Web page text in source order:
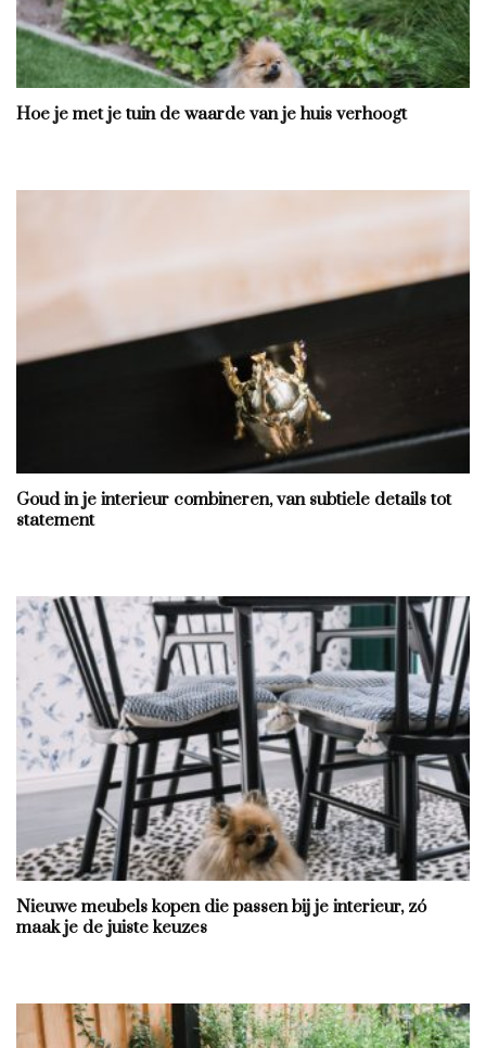
Hoe je met je tuin de waarde van je huis verhoogt
Goud in je interieur combineren, van subtiele details tot
statement
Nieuwe meubels kopen die passen bij je interieur, zó
maak je de juiste keuzes